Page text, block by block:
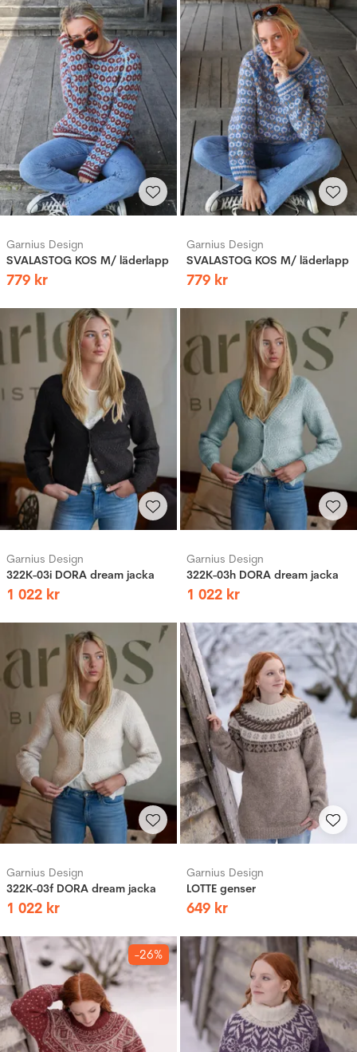
Garnius Design
SVALASTOG KOS M/ läderlapp
779 kr
Garnius Design
SVALASTOG KOS M/ läderlapp
779 kr
Garnius Design
322K-03i DORA dream jacka
1 022 kr
Garnius Design
322K-03h DORA dream jacka
1 022 kr
Garnius Design
322K-03f DORA dream jacka
1 022 kr
Garnius Design
LOTTE genser
649 kr
-26%